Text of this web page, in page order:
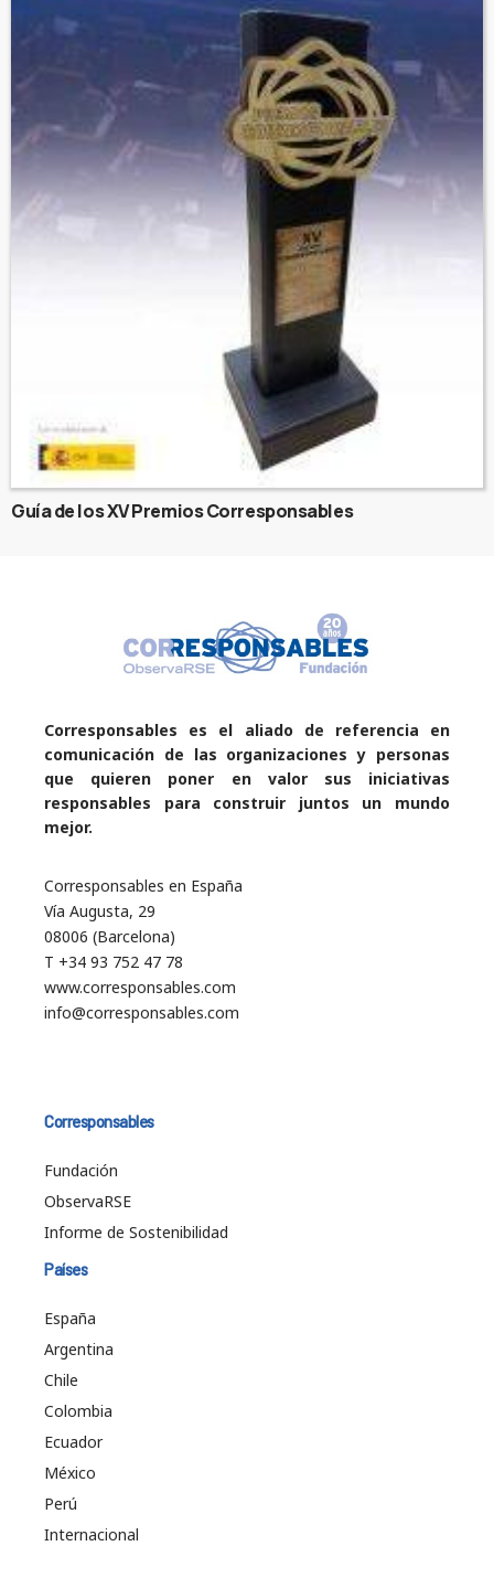
Guía de los XV Premios Corresponsables
Corresponsables es el aliado de referencia en
comunicación de las organizaciones y personas
que quieren poner en valor sus iniciativas
responsables para construir juntos un mundo
mejor.
Corresponsables en España
Vía Augusta, 29
08006 (Barcelona)
T +34 93 752 47 78
www.corresponsables.com
info@corresponsables.com
Corresponsables
Fundación
ObservaRSE
Informe de Sostenibilidad
Países
España
Argentina
Chile
Colombia
Ecuador
México
Perú
Internacional